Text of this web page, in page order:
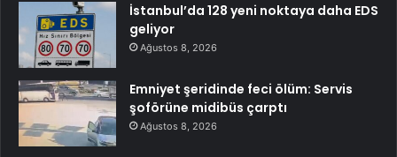
İstanbul’da 128 yeni noktaya daha EDS
geliyor
Ağustos 8, 2026
Emniyet şeridinde feci ölüm: Servis
şoförüne midibüs çarptı
Ağustos 8, 2026